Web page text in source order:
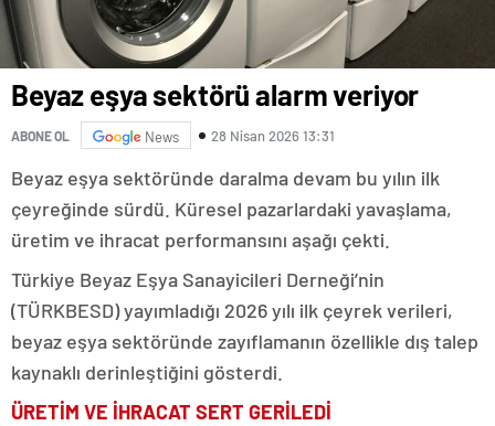
Beyaz eşya sektörü alarm veriyor
ABONE OL News 28 Nisan 2026 13:31
Beyaz eşya sektöründe daralma devam bu yılın ilk
çeyreğinde sürdü. Küresel pazarlardaki yavaşlama,
üretim ve ihracat performansını aşağı çekti.
Türkiye Beyaz Eşya Sanayicileri Derneği’nin
(TÜRKBESD) yayımladığı 2026 yılı ilk çeyrek verileri,
beyaz eşya sektöründe zayıflamanın özellikle dış talep
kaynaklı derinleştiğini gösterdi.
ÜRETİM VE İHRACAT SERT GERİLEDİ